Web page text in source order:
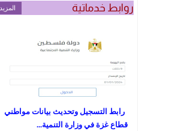
روابط خدماتية المزيد
رابط التسجيل وتحديث بيانات مواطني
قطاع غزة في وزارة التنمية...